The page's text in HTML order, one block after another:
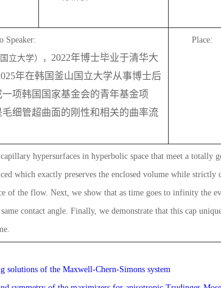
Speaker:
立大学），
2022年博士毕业于清华大
年在韩国釜山国立大学从事博士后
项韩国国家基金会的青年基金项
细管超曲面的刚性和相关的曲率流
Place:
hypersurfaces in hyperbolic space that meet a totally
which exactly preserves the enclosed volume while
of the flow. Next, we show that as time goes to infinity the
contact angle. Finally, we demonstrate that this cap
solutions of the Maxwell-Chern-Simons system